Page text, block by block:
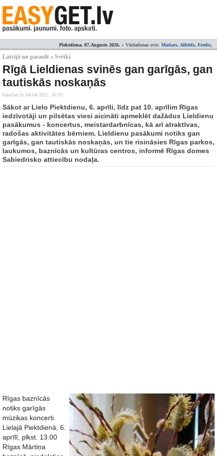
Piektdiena, 07.Augusts 2026. » Vārdadienas svin: Madars, Alfrēds, Fredis;
Latvijā un pasaulē » Svētki
Rīgā Lieldienas svinēs gan garīgās, gan
tautiskās noskaņās
EasyGet.lv, 04.04.2012. 10:59
Sākot ar Lielo Piektdienu, 6. aprīli, līdz pat 10. aprīlim Rīgas
iedzīvotāji un pilsētas viesi aicināti apmeklēt dažādus Lieldienu
pasākumus - koncertus, meistardarbnīcas, kā arī atraktīvas,
radošas aktivitātes bērniem. Lieldienu pasākumi notiks gan
garīgās, gan tautiskās noskaņās, un tie risināsies Rīgas parkos,
laukumos, baznīcās un kultūras centros, informē Rīgas domes
Sabiedrisko attiecību nodaļa.
Rīgas baznīcās
notiks garīgās
mūzikas koncerti.
Lielajā Piektdienā, 6.
aprīlī, plkst. 13.00
Rīgas Mārtiņa